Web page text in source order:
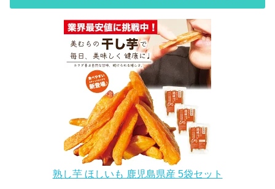
熟し芋 ほしいも 鹿児島県産 5袋セット